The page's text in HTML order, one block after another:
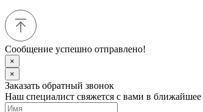
Сообщение успешно отправлено!
×
×
Заказать обратный звонок
Наш специалист свяжется с вами в